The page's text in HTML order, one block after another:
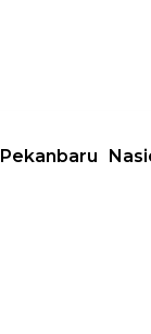
Pekanbaru